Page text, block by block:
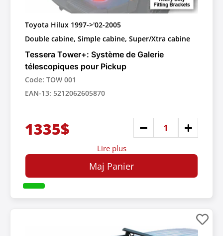
Toyota Hilux 1997->'02-2005
Double cabine, Simple cabine, Super/Xtra cabine
Tessera Tower+: Système de Galerie
télescopiques pour Pickup
Code: TOW 001
EAN-13: 5212062605870
1335$
Lire plus
Maj Panier